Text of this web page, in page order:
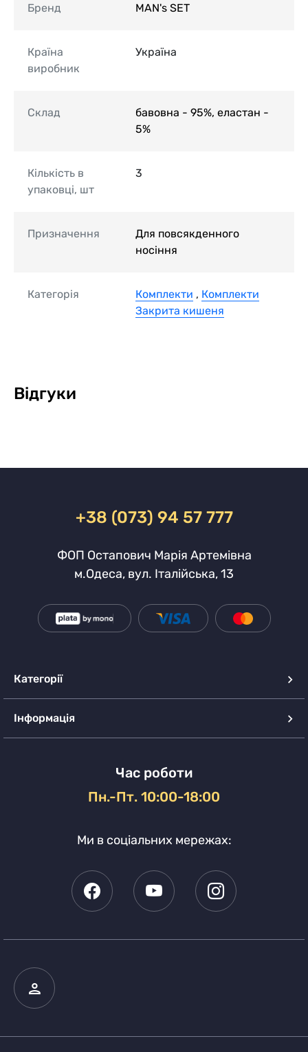
Бренд MAN's SET
Країна
виробник
Україна
Склад
бавовна - 95%, еластан -
5%
Кількість в
упаковці, шт
3
Призначення
Для повсякденного
носіння
Категорія Комплекти , Комплекти
Закрита кишеня
Відгуки
+38 (073) 94 57 777
ФОП Остапович Марія Артемівна
м.Одеса, вул. Італійська, 13
Категорії
Інформація
Час роботи
Пн.-Пт. 10:00-18:00
Ми в соціальних мережах: